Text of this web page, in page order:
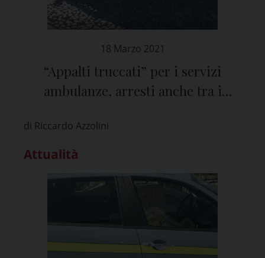
18 Marzo 2021
“Appalti truccati” per i servizi
ambulanze, arresti anche tra i
di Riccardo Azzolini
Attualità